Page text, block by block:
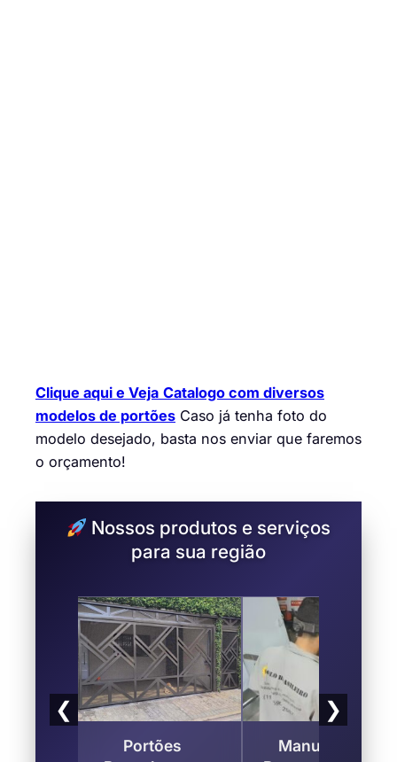
Clique aqui e Veja Catalogo com diversos
modelos de portões Caso já tenha foto do
modelo desejado, basta nos enviar que faremos
o orçamento!
Nossos produtos e serviços
para sua região
❮
Portões
Manutenção e
❯